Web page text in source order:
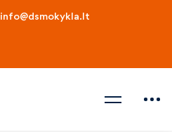
info@dsmokykla.lt